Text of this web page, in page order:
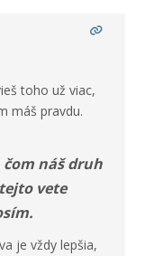
toho už viac,
máš pravdu.
náš druh
vete
je vždy lepšia,